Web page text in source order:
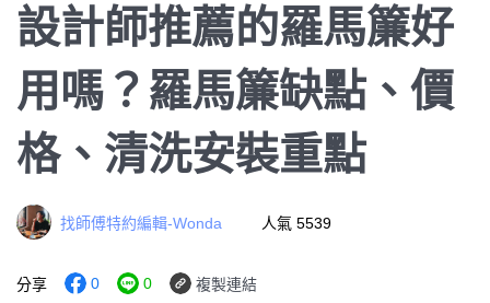
設計師推薦的羅馬簾好
用嗎？羅馬簾缺點、價
格、清洗安裝重點
找師傅特約編輯-Wonda 人氣 5539
分享 0 0 複製連結